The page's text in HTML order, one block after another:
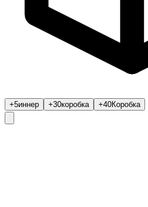
+5иннер +30коробка +40Коробка